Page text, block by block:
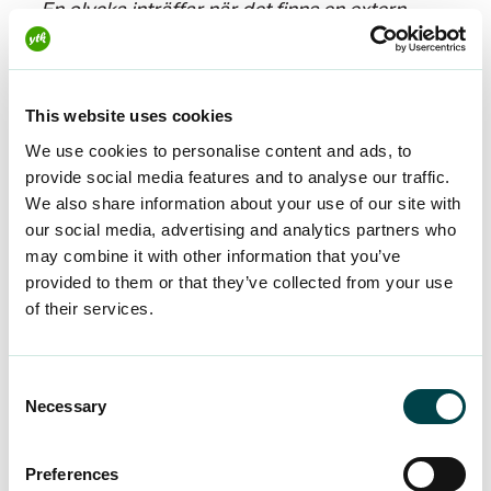
This website uses cookies
We use cookies to personalise content and ads, to
provide social media features and to analyse our traffic.
We also share information about your use of our site with
our social media, advertising and analytics partners who
may combine it with other information that you’ve
provided to them or that they’ve collected from your use
of their services.
Selection
Necessary
Preferences
– En olycka inträffar när det finns en extern,
plötslig och oväntad orsak till skadan,
definierar
Noori.
I praktiken innebär detta att till exempel
vårdkostnader för fraktur- eller
försträckningsskador som orsakats av ett
olycksfall kan ersättas från försäkringen.
Ersättningsbarheten kan dock påverkas av en
bakomliggande skada eller sjukdom. Skador på
egendom täcks inte heller av försäkringen.
– Självklart hanteras olyckshändelser alltid från
fall till fall. Olycksfallsförsäkringen för kompletta
medlemmar i YTK täcker kostnaderna för
olycksfallsskador ganska bra. Resekostnader till